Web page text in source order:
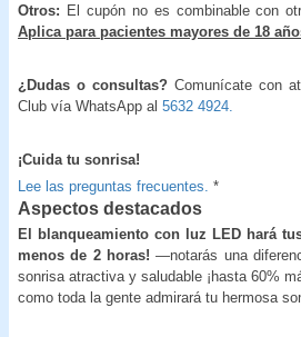
Otros: El cupón no es combinable con
Aplica para pacientes mayores de 18
¿Dudas o consultas? Comunícate con
Club vía WhatsApp al 5632 4924.
¡Cuida tu sonrisa!
Lee las preguntas frecuentes. *
Aspectos destacados
El blanqueamiento con luz LED hará
menos de 2 horas! —notarás una
sonrisa atractiva y saludable ¡hasta 60%
como toda la gente admirará tu hermosa